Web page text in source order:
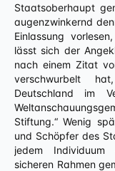
Staatsoberhaupt
augenzwinkernd
Einlassung
lässt sich der
nach einem Zitat
verschwurbelt
Deutschland im
Stiftung.“ Wenig
und Schöpfer des
jedem Individuum
sicheren Rahmen